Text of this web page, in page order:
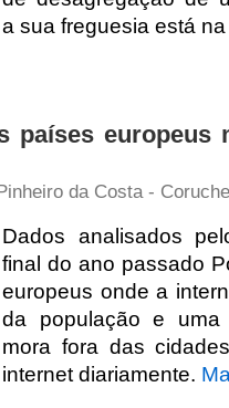
sua freguesia está
países europeus
da Costa -
Dados analisados
final do ano passado
europeus onde a
da população e uma
mora fora das
internet diariamente.